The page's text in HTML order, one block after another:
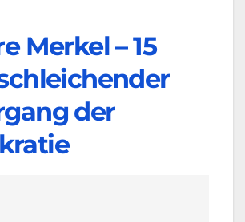
Merkel – 15
der